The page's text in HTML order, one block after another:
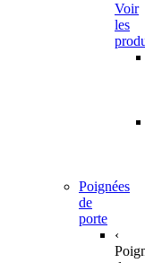
Voir
les
Poignées
de
porte
‹